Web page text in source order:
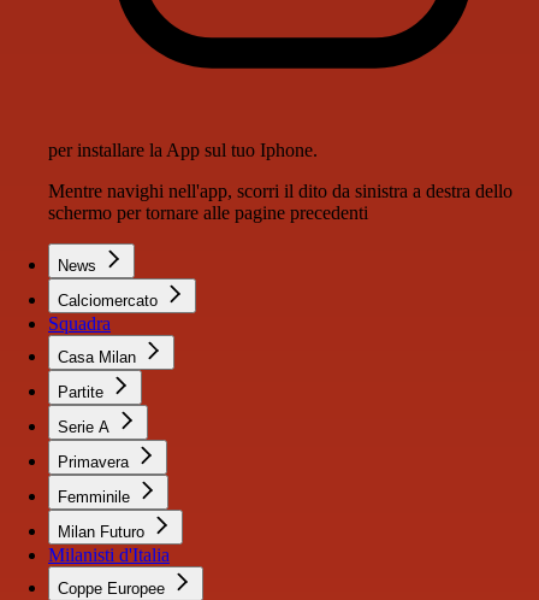
per installare la App sul tuo Iphone.
Mentre navighi nell'app, scorri il dito da sinistra a destra dello
schermo per tornare alle pagine precedenti
News
Calciomercato
Squadra
Casa Milan
Partite
Serie A
Primavera
Femminile
Milan Futuro
Milanisti d'Italia
Coppe Europee